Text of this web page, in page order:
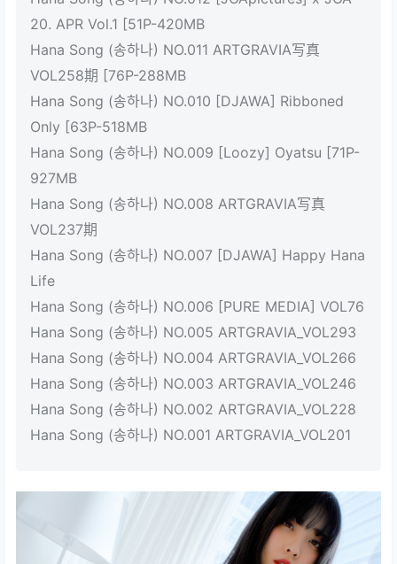
20. APR Vol.1 [51P-420MB
Hana Song (송하나) NO.011 ARTGRAVIA写真
VOL258期 [76P-288MB
Hana Song (송하나) NO.010 [DJAWA] Ribboned
Only [63P-518MB
Hana Song (송하나) NO.009 [Loozy] Oyatsu [71P-
927MB
Hana Song (송하나) NO.008 ARTGRAVIA写真
VOL237期
Hana Song (송하나) NO.007 [DJAWA] Happy Hana
Life
Hana Song (송하나) NO.006 [PURE MEDIA] VOL76
Hana Song (송하나) NO.005 ARTGRAVIA_VOL293
Hana Song (송하나) NO.004 ARTGRAVIA_VOL266
Hana Song (송하나) NO.003 ARTGRAVIA_VOL246
Hana Song (송하나) NO.002 ARTGRAVIA_VOL228
Hana Song (송하나) NO.001 ARTGRAVIA_VOL201